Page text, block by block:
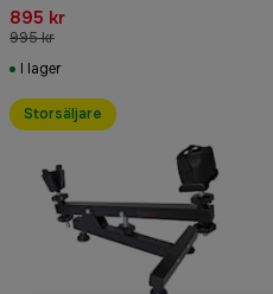
895 kr
995 kr
I lager
Storsäljare